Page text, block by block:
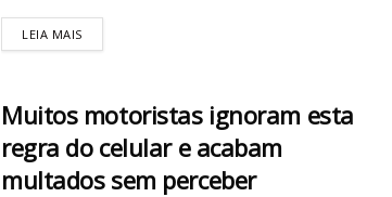
LEIA MAIS
Muitos motoristas ignoram esta
regra do celular e acabam
multados sem perceber